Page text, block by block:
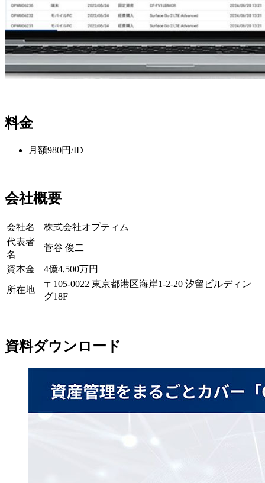
料金
月額980円/ID
会社概要
会社名
株式会社オプティム
代表者
名
菅谷 俊二
資本金 4億4,500万円
所在地
〒105-0022 東京都港区海岸1-2-20 汐留ビルディン
グ18F
資料ダウンロード